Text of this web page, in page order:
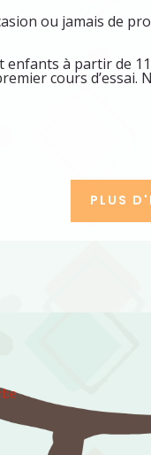
ou jamais de
enfants à partir de
cours d’essai.
PLUS